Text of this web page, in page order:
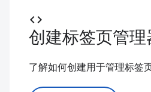
code
创建标签页管理
了解如何创建用于管理标签